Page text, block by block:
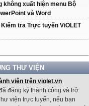
không xuất hiện menu Bộ
và Word
tra Trực tuyến ViOLET
THƯ VIỆN
viên trên violet.vn
đăng ký thành công và trở
viện trực tuyến, nếu bạn